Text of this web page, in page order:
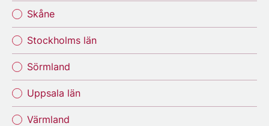
Skåne
Stockholms län
Sörmland
Uppsala län
Värmland